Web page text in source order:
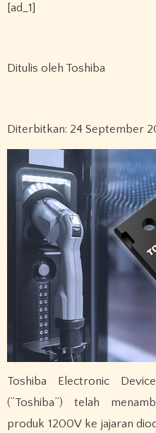
[ad_1]
Ditulis oleh Toshiba
Diterbitkan: 24 September
Toshiba Electronic Devices & Storage Corporation
(“Toshiba”) telah
produk 1200V ke jajaran